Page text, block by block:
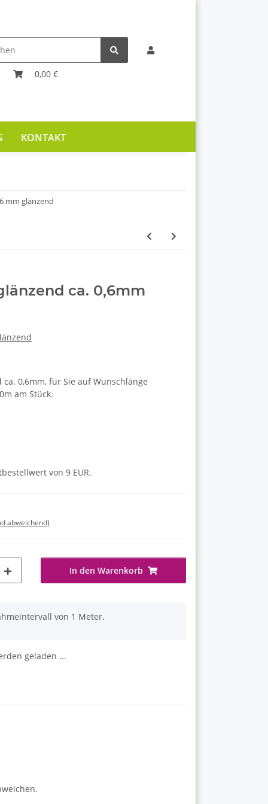
0,00 €
KONTAKT
mm glänzend
ca. 0,6mm
0,6mm, für Sie auf Wunschlänge
am Stück.
von 9 EUR.
abweichend)
In den Warenkorb
von 1 Meter.
geladen ...